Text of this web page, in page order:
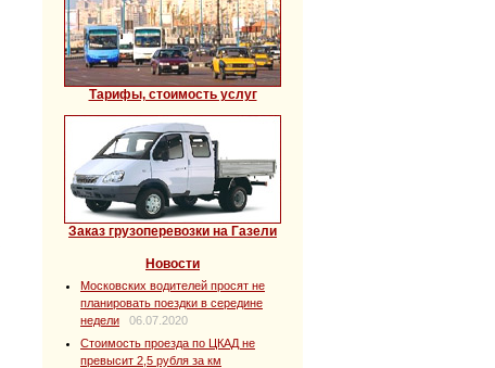
Тарифы, стоимость услуг
Заказ грузоперевозки на Газели
Новости
Московских водителей просят не
планировать поездки в середине
недели
06.07.2020
Стоимость проезда по ЦКАД не
превысит 2,5 рубля за км